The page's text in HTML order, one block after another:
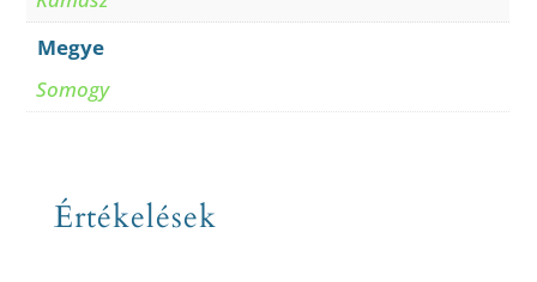
Megye
Somogy
Értékelések